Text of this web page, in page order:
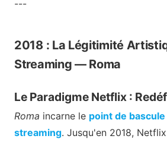
---
2018 : La Légitimité
Streaming — Roma
Le Paradigme Netflix :
Roma incarne le point de
streaming. Jusqu'en 2018,